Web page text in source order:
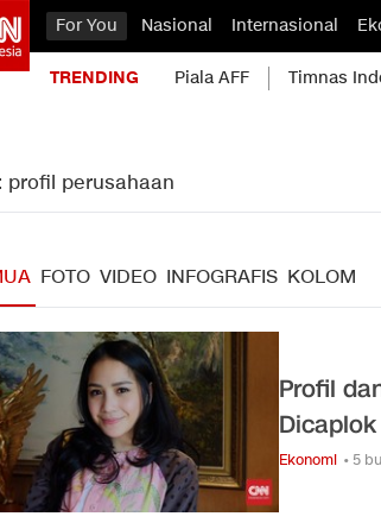
For You Nasional Internasional
TRENDING Piala AFF Timnas
profil perusahaan
FOTO VIDEO INFOGRAFIS KOLOM
Profil
Ekonomi • 5